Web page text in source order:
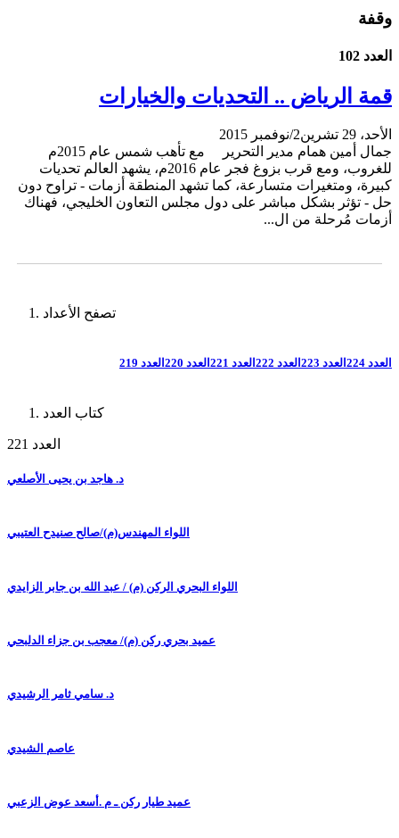
وقفة
العدد 102
قمة الرياض .. التحديات والخيارات
الأحد، 29 تشرين2/نوفمبر 2015
جمال أمين همام مدير التحرير مع تأهب شمس عام 2015م
للغروب، ومع قرب بزوغ فجر عام 2016م، يشهد العالم تحديات
كبيرة، ومتغيرات متسارعة، كما تشهد المنطقة أزمات - تراوح دون
حل - تؤثر بشكل مباشر على دول مجلس التعاون الخليجي، فهناك
أزمات مُرحلة من ال...
تصفح الأعداد
العدد 224 العدد 223 العدد 222 العدد 221 العدد 220 العدد 219
كتاب العدد
العدد 221
د. هاجد بن يحيى الأصلعي
اللواء المهندس(م)/صالح صنيدح العتيبي
اللواء البحري الركن (م) / عبد الله بن جابر الزايدي
عميد بحري ركن (م)/ معجب بن جزاء الدلبحي
د. سامي ثامر الرشيدي
عاصم الشيدي
عميد طيار ركن ـ م .أسعد عوض الزعبي